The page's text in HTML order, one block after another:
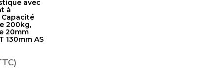
avec
à
Capacité
200kg,
20mm
130mm AS